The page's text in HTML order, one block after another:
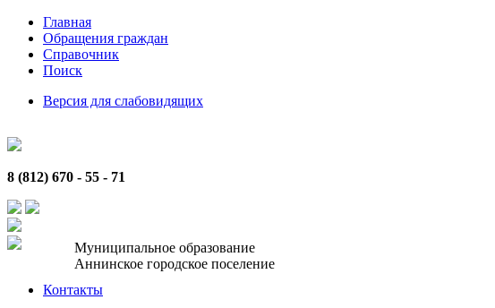
Главная
Обращения граждан
Справочник
Поиск
Версия для слабовидящих
8 (812) 670 - 55 - 71
Муниципальное образование
Аннинское городское поселение
Контакты